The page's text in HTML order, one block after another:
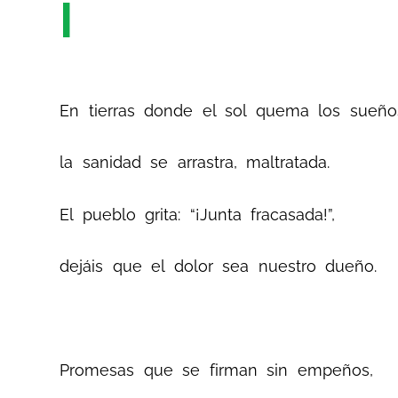
I
En tierras donde el sol quema los
la sanidad se arrastra, maltratada.
El pueblo grita: “¡Junta fracasada!”,
dejáis que el dolor sea nuestro dueño.
Promesas que se firman sin empeños,